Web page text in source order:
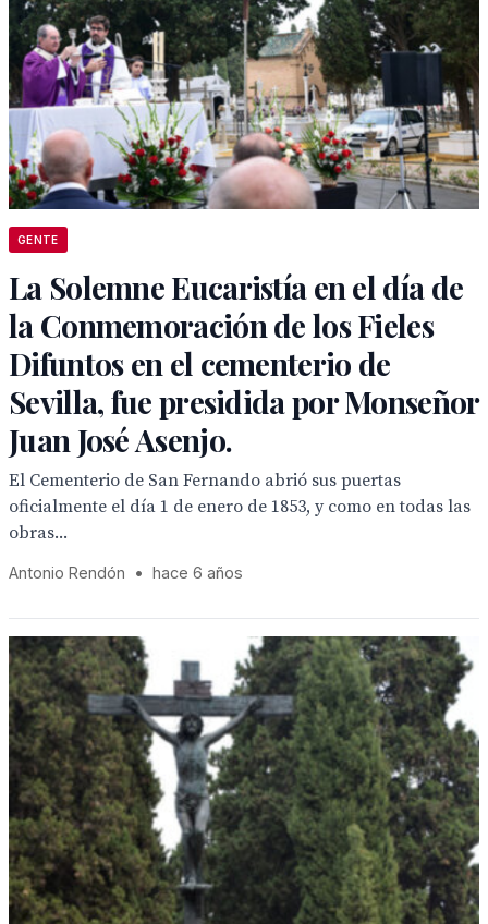
GENTE
La Solemne Eucaristía en el día de
la Conmemoración de los Fieles
Difuntos en el cementerio de
Sevilla, fue presidida por Monseñor
Juan José Asenjo.
El Cementerio de San Fernando abrió sus puertas
oficialmente el día 1 de enero de 1853, y como en todas las
obras...
Antonio Rendón • hace 6 años